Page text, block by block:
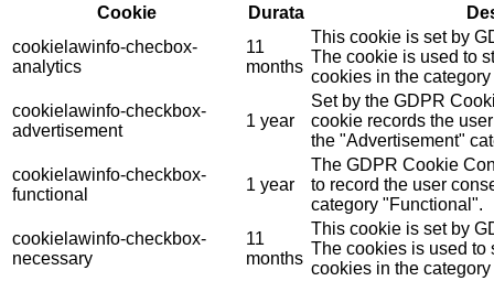
Cookie
Durata
cookielawinfo-checbox-
analytics
11
months
This cookie is set by
The cookie is used to
cookies in the
cookielawinfo-checkbox-
advertisement
1 year
Set by the GDPR
cookie records the
the "Advertisement"
cookielawinfo-checkbox-
functional
1 year
The GDPR Cookie
to record the user
category "Functional".
cookielawinfo-checkbox-
necessary
11
months
This cookie is set by
The cookies is used to
cookies in the